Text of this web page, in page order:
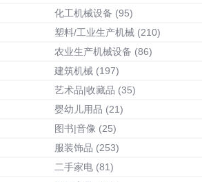
化工机械设备 (95)
塑料/工业生产机械 (210)
农业生产机械设备 (86)
建筑机械 (197)
艺术品|收藏品 (35)
婴幼儿用品 (21)
图书|音像 (25)
服装饰品 (253)
二手家电 (81)